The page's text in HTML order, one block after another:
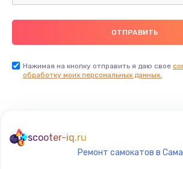
Нажимая на кнопку отправить я даю свое
обработку моих персональных данных.
scooter-iq.ru
Ремонт самокатов в